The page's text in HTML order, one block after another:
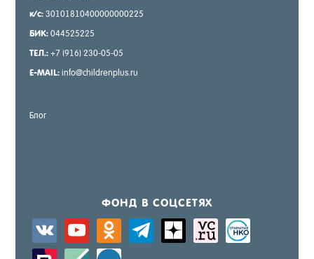
к/с: 30101810400000000225
БИК: 044525225
ТЕЛ.: +7 (916) 230-05-05
E-MAIL: info@childrenplus.ru
Блог
ФОНД В СОЦ­СЕ­ТЯХ
vkontakteyoutube odnoklassnikitelegramzen-
sitemap activity